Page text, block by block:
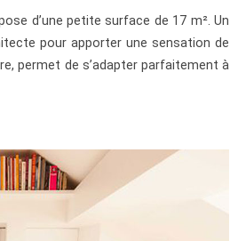
d’une petite surface de 17 m². Un
pour apporter une sensation de
permet de s’adapter parfaitement à